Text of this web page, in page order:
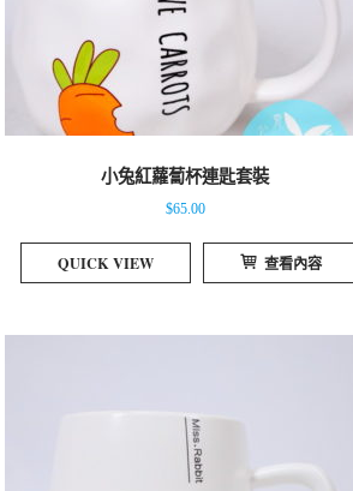
小兔紅蘿蔔杯連匙套裝
$65.00
QUICK VIEW 查看內容